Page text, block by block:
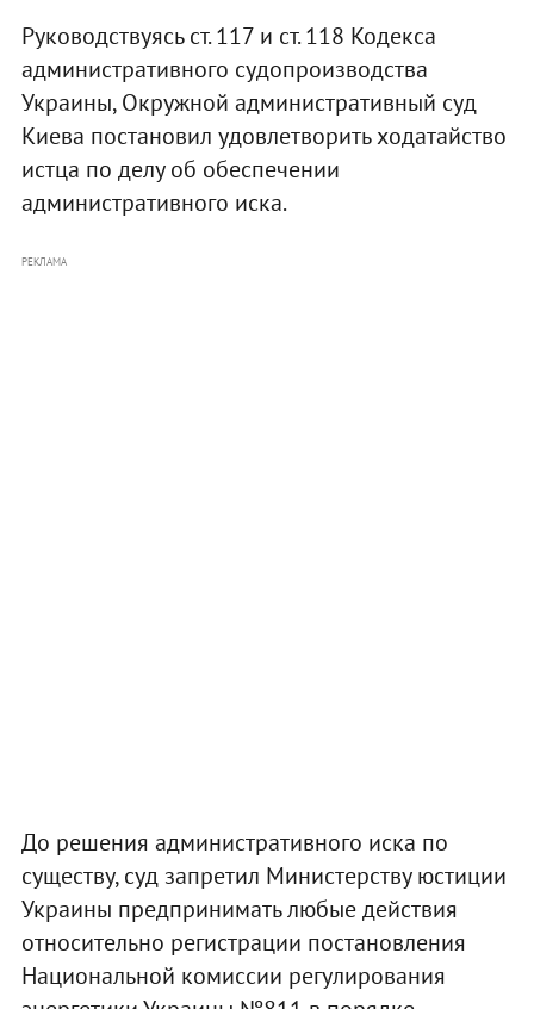
Руководствуясь ст. 117 и ст. 118 Кодекса
административного судопроизводства
Украины, Окружной административный суд
Киева постановил удовлетворить ходатайство
истца по делу об обеспечении
административного иска.
РЕКЛАМА
До решения административного иска по
существу, суд запретил Министерству юстиции
Украины предпринимать любые действия
относительно регистрации постановления
Национальной комиссии регулирования